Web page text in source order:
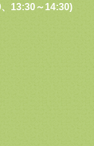
13:30～14:30)